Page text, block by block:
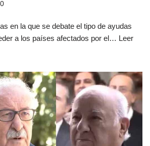
en la que se debate el tipo de ayudas
a los países afectados por el… Leer